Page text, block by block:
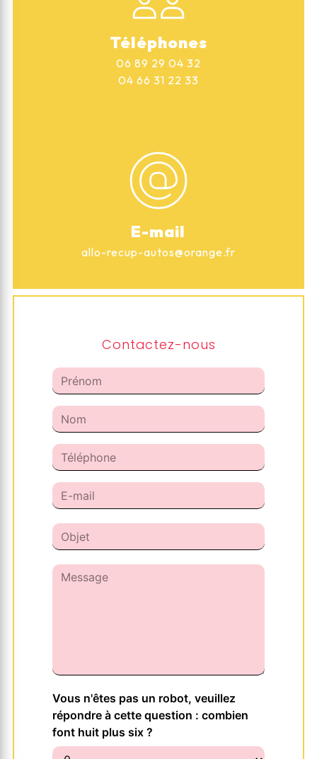
Téléphones
06 89 29 04 32
04 66 31 22 33
E-mail
allo-recup-autos@orange.fr
Contactez-nous
Vous n'êtes pas un robot, veuillez
répondre à cette question : combien
font huit plus six ?